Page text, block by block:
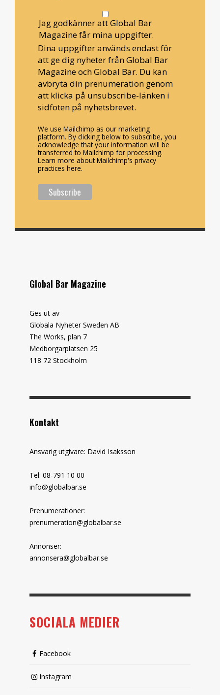
Jag godkänner att Global Bar
Magazine får mina uppgifter.
Dina uppgifter används endast för
att ge dig nyheter från Global Bar
Magazine och Global Bar. Du kan
avbryta din prenumeration genom
att klicka på unsubscribe-länken i
sidfoten på nyhetsbrevet.
We use Mailchimp as our marketing
platform. By clicking below to subscribe, you
acknowledge that your information will be
transferred to Mailchimp for processing.
Learn more about Mailchimp's privacy
practices here.
Global Bar Magazine
Ges ut av
Globala Nyheter Sweden AB
The Works, plan 7
Medborgarplatsen 25
118 72 Stockholm
Kontakt
Ansvarig utgivare: David Isaksson
Tel: 08-791 10 00
info@globalbar.se
Prenumerationer:
prenumeration@globalbar.se
Annonser:
annonsera@globalbar.se
SOCIALA MEDIER
Facebook
Instagram